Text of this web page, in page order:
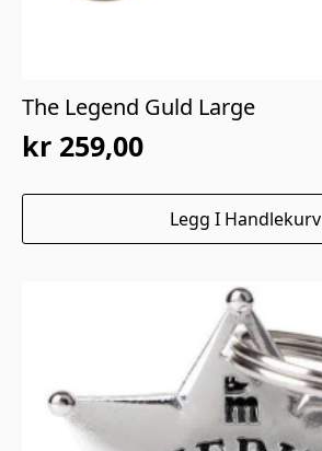
The Legend Guld Large
kr 259,00
Legg I Handlekurv